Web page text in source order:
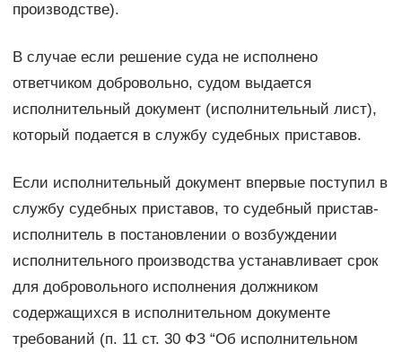
производстве).
В случае если решение суда не исполнено
ответчиком добровольно, судом выдается
исполнительный документ (исполнительный лист),
который подается в службу судебных приставов.
Если исполнительный документ впервые поступил в
службу судебных приставов, то судебный пристав-
исполнитель в постановлении о возбуждении
исполнительного производства устанавливает срок
для добровольного исполнения должником
содержащихся в исполнительном документе
требований (п. 11 ст. 30 ФЗ “Об исполнительном